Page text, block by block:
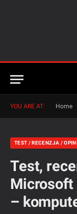
YOU ARE AT: Home
TEST / RECENZJA /
Test,
Microsoft
–